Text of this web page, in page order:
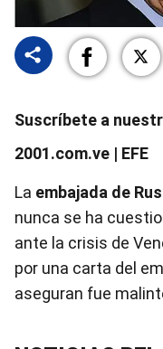
Suscríbete a
2001.com.ve | EFE
La embajada de
nunca se ha
ante la crisis de
por una carta del
aseguran fue